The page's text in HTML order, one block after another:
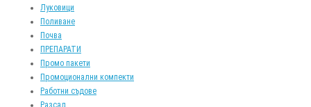
Луковици
Поливане
Почва
ПРЕПАРАТИ
Промо пакети
Промоционални компекти
Работни съдове